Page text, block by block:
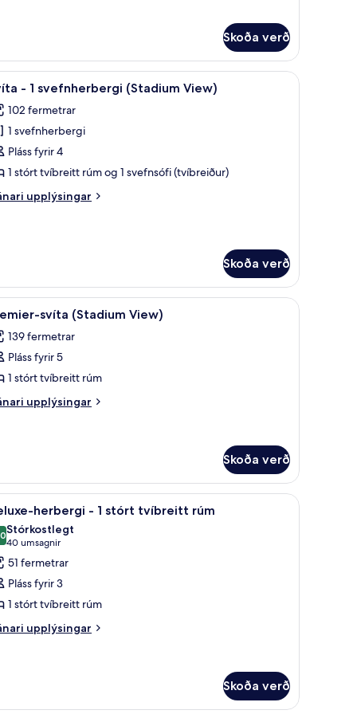
Skoða verð
öryggishólf í herbergi Rúmföt af bestu gerð, dúnsængur, míníbar,
5 - 1 svefnherbergi (Stadium View)
102 fermetrar
1 svefnherbergi
Pláss fyrir 4
1 stórt tvíbreitt rúm og 1 svefnsófi (tvíbreiður)
upplýsingar
Skoða verð
öryggishólf í herbergi Rúmföt af bestu gerð, dúnsængur, míníbar,
5 svíta (Stadium View)
139 fermetrar
Pláss fyrir 5
1 stórt tvíbreitt rúm
upplýsingar
Skoða verð
öryggishólf í herbergi Rúmföt af bestu gerð, dúnsængur, míníbar,
4 herbergi - 1 stórt tvíbreitt rúm
af 10
Stórkostlegt
40 umsagnir
(40
umsagnir)
51 fermetrar
Pláss fyrir 3
1 stórt tvíbreitt rúm
upplýsingar
Skoða verð